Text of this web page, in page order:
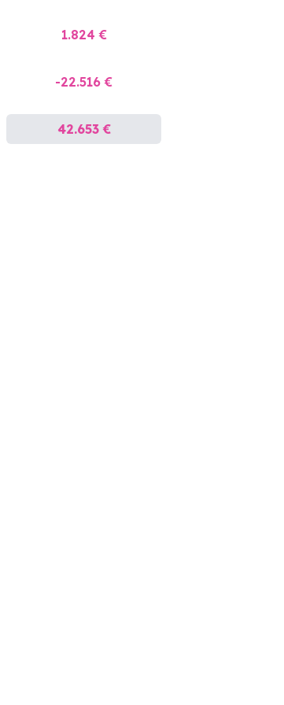
1.824 €
-22.516 €
42.653 €